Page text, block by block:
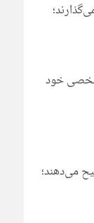
شخصی خود
می‌دهند؛